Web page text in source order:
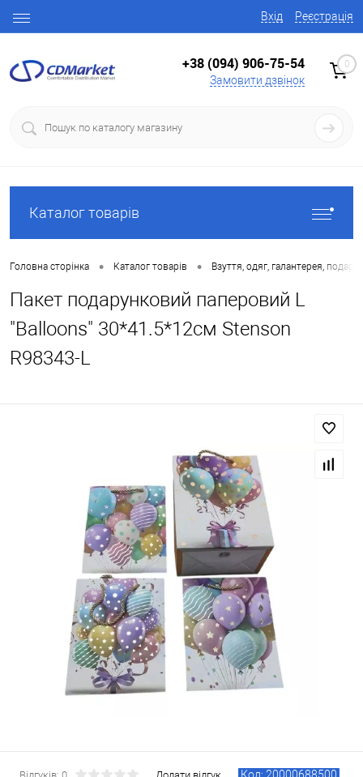
Вхід Реєстрація
+38 (094) 906-75-54
Замовити дзвінок
0
Каталог товарів
Головна сторінка • Каталог товарів • Взуття, одяг, галантерея,
Пакет подарунковий паперовий L
"Balloons" 30*41.5*12см Stenson
R98343-L